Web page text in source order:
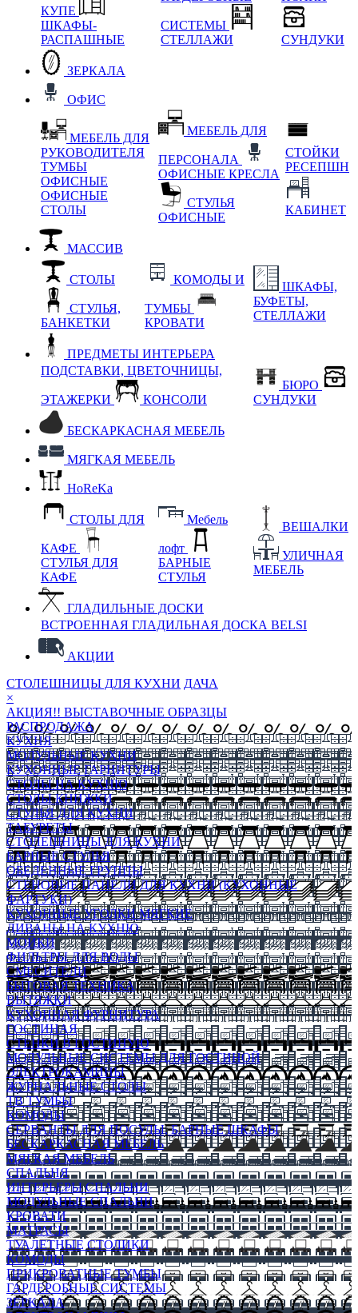
КУПЕ
ШКАФЫ-
РАСПАШНЫЕ
СИСТЕМЫ
СТЕЛЛАЖИ
СУНДУКИ
ЗЕРКАЛА
ОФИС
МЕБЕЛЬ ДЛЯ
РУКОВОДИТЕЛЯ
ТУМБЫ
ОФИСНЫЕ
ОФИСНЫЕ
СТОЛЫ
МЕБЕЛЬ ДЛЯ
ПЕРСОНАЛА
ОФИСНЫЕ КРЕСЛА
СТУЛЬЯ
ОФИСНЫЕ
СТОЙКИ
РЕСЕПШН
КАБИНЕТ
МАССИВ
СТОЛЫ
СТУЛЬЯ,
БАНКЕТКИ
КОМОДЫ И
ТУМБЫ
КРОВАТИ
ШКАФЫ,
БУФЕТЫ,
СТЕЛЛАЖИ
ПРЕДМЕТЫ ИНТЕРЬЕРА
ПОДСТАВКИ, ЦВЕТОЧНИЦЫ,
ЭТАЖЕРКИ КОНСОЛИ
БЮРО
СУНДУКИ
БЕСКАРКАСНАЯ МЕБЕЛЬ
МЯГКАЯ МЕБЕЛЬ
HoReKa
СТОЛЫ ДЛЯ
КАФЕ
СТУЛЬЯ ДЛЯ
КАФЕ
Мебель
лофт
БАРНЫЕ
СТУЛЬЯ
ВЕШАЛКИ
УЛИЧНАЯ
МЕБЕЛЬ
ГЛАДИЛЬНЫЕ ДОСКИ
ВСТРОЕННАЯ ГЛАДИЛЬНАЯ ДОСКА BELSI
АКЦИИ
СТОЛЕШНИЦЫ ДЛЯ КУХНИ ДАЧА
×
АКЦИЯ!! ВЫСТАВОЧНЫЕ ОБРАЗЦЫ
РАСПРОДАЖА
КУХНЯ
МОДУЛЬНЫЕ КУХНИ
КУХОННЫЕ ГАРНИТУРЫ
СТОЛЫ НА КУХНЮ
СТОЛЫ КНИЖКИ
СТУЛЬЯ ДЛЯ КУХНИ
ТАБУРЕТЫ
СТОЛЕШНИЦЫ ДЛЯ КУХНИ
БАРНЫЕ СТУЛЬЯ
ОБЕДЕННЫЕ ГРУППЫ
СТЕНОВЫЕ ПАНЕЛИ ДЛЯ КУХНИ (КУХОННЫЕ
ФАРТУКИ)
КУХОННЫЕ УГОЛКИ МЯГКИЕ
ДИВАНЫ НА КУХНЮ
МОЙКИ
ФИЛЬТРЫ ДЛЯ ВОДЫ
СМЕСИТЕЛИ
БЫТОВАЯ ТЕХНИКА
ВЫТЯЖКИ
КУХОННАЯ ФУРНИТУРА
ГОСТИНАЯ
СТЕНКИ В ГОСТИНУЮ
МОДУЛЬНЫЕ СИСТЕМЫ ДЛЯ ГОСТИНОЙ
ЭЛЕКТРОКАМИНЫ
ЖУРНАЛЬНЫЕ СТОЛЫ
ТВ ТУМБЫ
КОМОДЫ
СЕРВАНТЫ ДЛЯ ПОСУДЫ, БАРНЫЕ ШКАФЫ
БЕСКАРКАСНАЯ МЕБЕЛЬ
МЯГКАЯ МЕБЕЛЬ
СПАЛЬНЯ
ИНТЕРЬЕРЫ СПАЛЬНИ
МОДУЛЬНЫЕ СПАЛЬНИ
КРОВАТИ
МАТРАСЫ
ТУАЛЕТНЫЕ СТОЛИКИ
КОМОДЫ
ПРИКРОВАТНЫЕ ТУМБЫ
ГАРДЕРОБНЫЕ СИСТЕМЫ
ЗЕРКАЛА